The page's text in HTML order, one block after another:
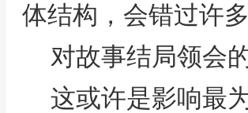
体结构，会错过许
对故事结局领会
这或许是影响最